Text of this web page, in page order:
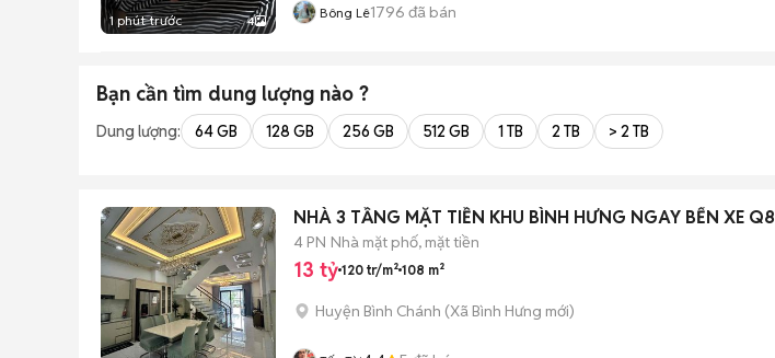
1 phút trước 4 Bông Lê1796 đã bán
Bạn cần tìm dung lượng nào ?
Dung lượng: 64 GB 128 GB 256 GB 512 GB 1 TB 2 TB > 2 TB
NHÀ 3 TẦNG MẶT TIỀN KHU BÌNH HƯNG NGAY BẾN XE Q8
4 PN Nhà mặt phố, mặt tiền
13 tỷ 120 tr/m² 108 m²
Huyện Bình Chánh (Xã Bình Hưng mới)